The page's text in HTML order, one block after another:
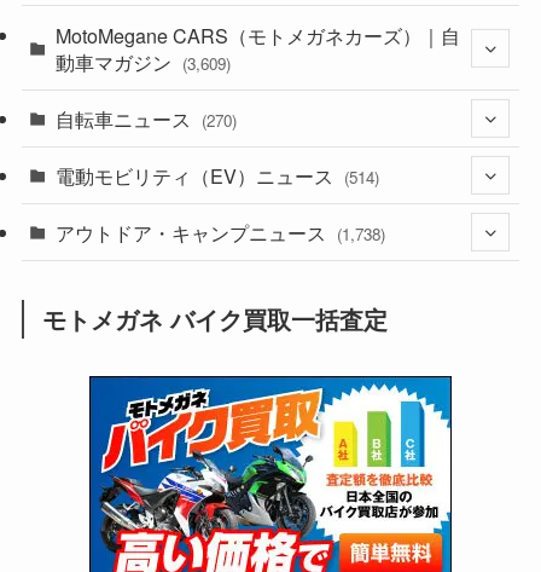
(44)
(1,244)
(640)
(118)
(60)
(31)
(51)
(34)
(5)
(12)
(252)
(38)
(24)
(16)
(25)
(24)
(47)
(249)
(64)
(16)
(62)
(4)
(6)
(306)
(6,958)
(2,474)
(249)
(1,226)
(12)
(131)
(38)
(131)
(167)
(85)
(21)
(171)
(98)
(274)
(66)
(16)
(141)
(255)
(204)
(1,143)
(166)
(23)
(33)
(34)
(415)
(16)
(352)
(1)
MotoMegane CARS（モトメガネカーズ）｜自
動車マガジン (3,609)
(187)
(137)
(75)
(2,744)
(126)
(170)
自転車ニュース (270)
(54)
(211)
電動モビリティ（EV）ニュース (514)
(132)
(171)
(118)
(27)
アウトドア・キャンプニュース (1,738)
(8)
(1,605)
(147)
(13)
(19)
モトメガネ バイク買取一括査定